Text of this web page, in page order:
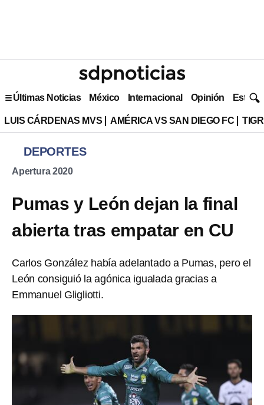
Últimas Noticias México Internacional Opinión Estilo
LUIS CÁRDENAS MVS AMÉRICA VS SAN DIEGO FC
DEPORTES
Apertura 2020
Pumas y León dejan la final
abierta tras empatar en CU
Carlos González había adelantado a Pumas, pero el
León consiguió la agónica igualada gracias a
Emmanuel Gligliotti.